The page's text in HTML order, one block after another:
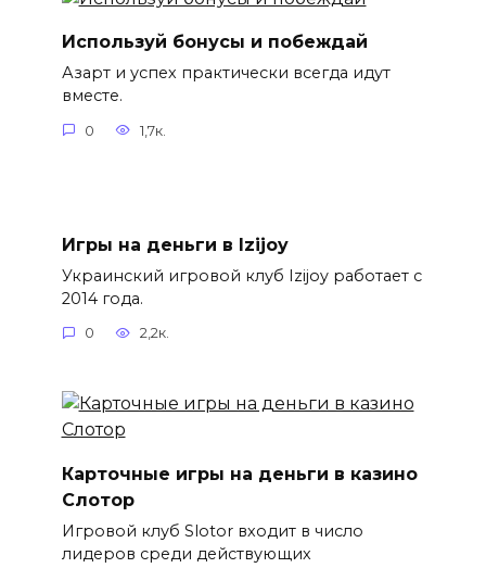
Используй бонусы и побеждай
Азарт и успех практически всегда идут
вместе.
0 1,7к.
Игры на деньги в Izijoy
Украинский игровой клуб Izijoy работает с
2014 года.
0 2,2к.
Карточные игры на деньги в казино
Слотор
Игровой клуб Slotor входит в число
лидеров среди действующих